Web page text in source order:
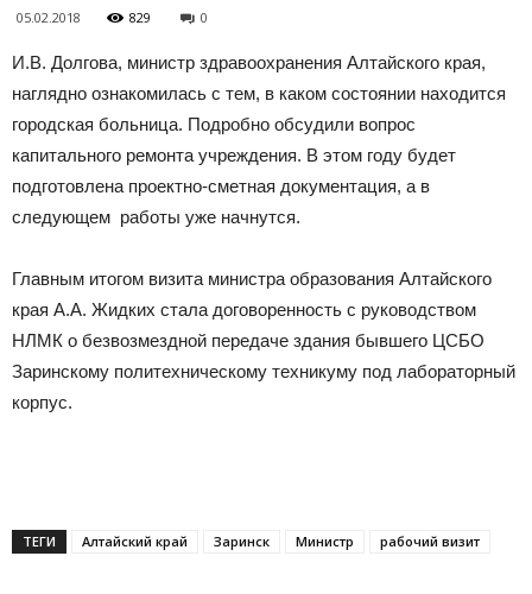
05.02.2018 829 0
И.В. Долгова, министр здравоохранения Алтайского края,
наглядно ознакомилась с тем, в каком состоянии находится
городская больница. Подробно обсудили вопрос
капитального ремонта учреждения. В этом году будет
подготовлена проектно-сметная документация, а в
следующем работы уже начнутся.
Главным итогом визита министра образования Алтайского
края А.А. Жидких стала договоренность с руководством
НЛМК о безвозмездной передаче здания бывшего ЦСБО
Заринскому политехническому техникуму под лабораторный
корпус.
ТЕГИ Алтайский край Заринск Министр рабочий визит